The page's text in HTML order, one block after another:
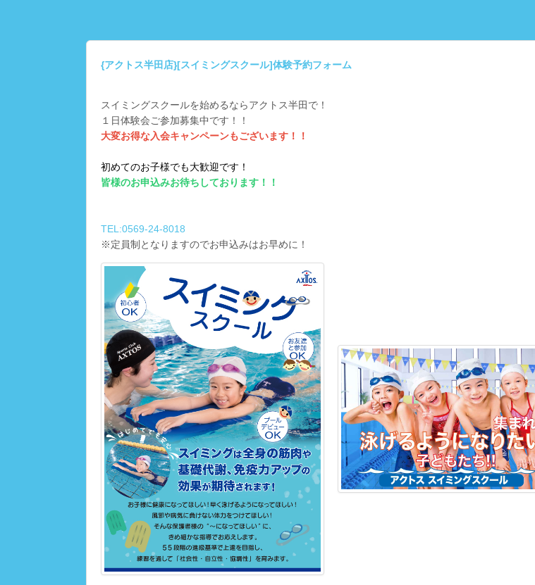
{アクトス半田店}[スイミングスクール]体験予約フォーム
スイミングスクールを始めるならアクトス半田で！
１日体験会ご参加募集中です！！
大変お得な入会キャンペーンもございます！！
初めてのお子様でも大歓迎です！
皆様のお申込みお待ちしております！！
TEL:0569-24-8018
※定員制となりますのでお申込みはお早めに！